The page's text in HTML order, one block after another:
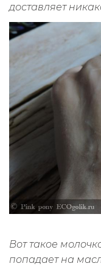
доставляет
Вот такое
попадает на